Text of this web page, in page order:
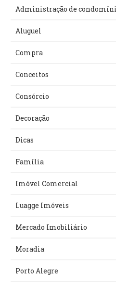
Administração de
Aluguel
Compra
Conceitos
Consórcio
Decoração
Dicas
Família
Imóvel Comercial
Luagge Imóveis
Mercado Imobiliário
Moradia
Porto Alegre